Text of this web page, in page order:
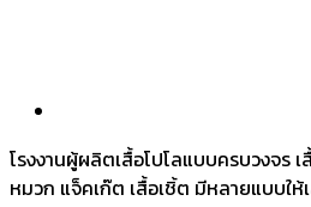
โรงงานผู้ผลิตเสื้อโปโลแบบครบวงจร
หมวก แจ็คเก๊ต เสื้อเชิ้ต มีหลายแบบใ